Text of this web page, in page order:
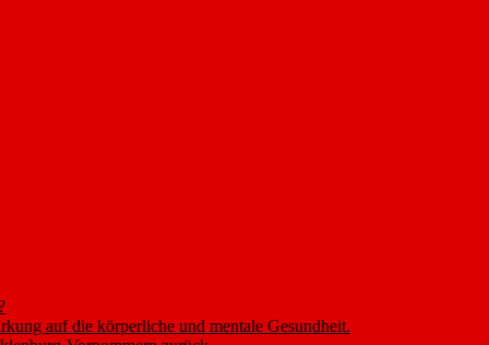
auf die körperliche und mentale Gesundheit.